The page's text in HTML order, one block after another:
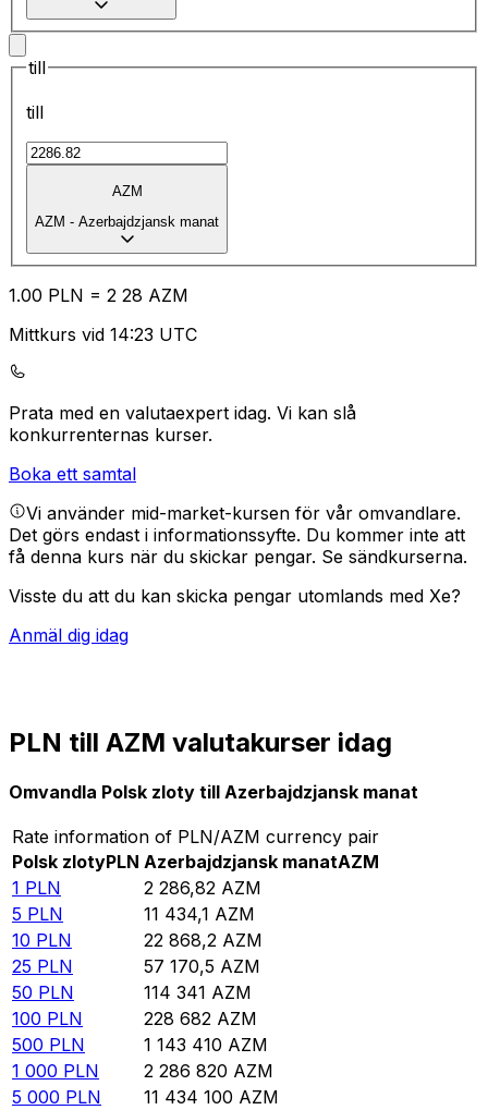
till
till
AZM
AZM - Azerbajdzjansk manat
1.00 PLN = 2 28 AZM
Mittkurs vid 14:23 UTC
Prata med en valutaexpert idag. Vi kan slå
konkurrenternas kurser.
Boka ett samtal
Vi använder mid-market-kursen för vår omvandlare.
Det görs endast i informationssyfte. Du kommer inte att
få denna kurs när du skickar pengar. Se sändkurserna.
Visste du att du kan skicka pengar utomlands med Xe?
Anmäl dig idag
PLN till AZM valutakurser idag
Omvandla Polsk zloty till Azerbajdzjansk manat
Rate information of PLN/AZM currency pair
Polsk zlotyPLN Azerbajdzjansk manatAZM
1 PLN 2 286,82 AZM
5 PLN 11 434,1 AZM
10 PLN 22 868,2 AZM
25 PLN 57 170,5 AZM
50 PLN 114 341 AZM
100 PLN 228 682 AZM
500 PLN 1 143 410 AZM
1 000 PLN 2 286 820 AZM
5 000 PLN 11 434 100 AZM